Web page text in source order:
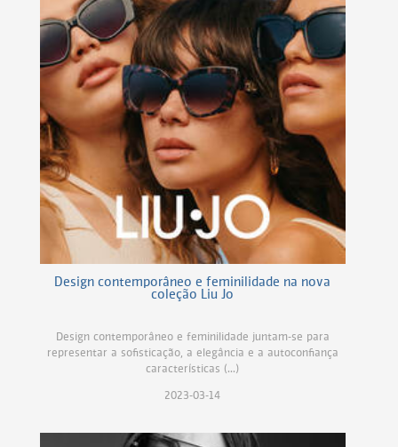
Design contemporâneo e feminilidade na nova
coleção Liu Jo
Design contemporâneo e feminilidade juntam-se para
representar a sofisticação, a elegância e a autoconfiança
características (...)
2023-03-14